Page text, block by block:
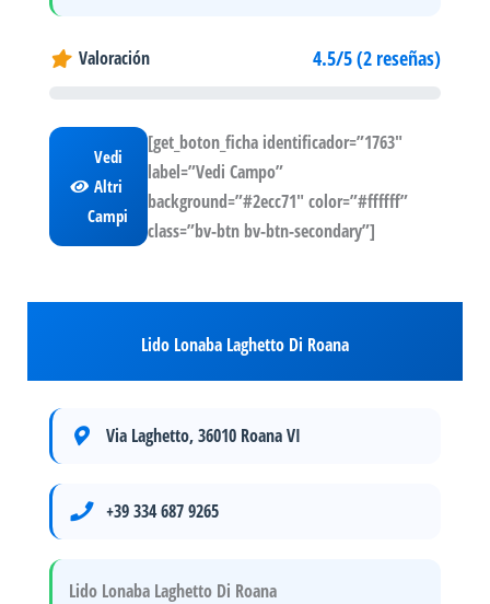
Valoración 4.5/5 (2 reseñas)
Vedi
Altri
Campi
[get_boton_ficha identificador=”1763″
label=”Vedi Campo”
background=”#2ecc71″ color=”#ffffff”
class=”bv-btn bv-btn-secondary”]
Lido Lonaba Laghetto Di Roana
Via Laghetto, 36010 Roana VI
+39 334 687 9265
Lido Lonaba Laghetto Di Roana